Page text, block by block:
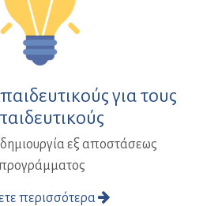
για τους
εξ αποστάσεως
περισσότερα